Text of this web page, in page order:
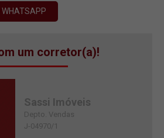
WHATSAPP
um corretor(a)!
Sassi Imóveis
Depto. Vendas
J-04970/1